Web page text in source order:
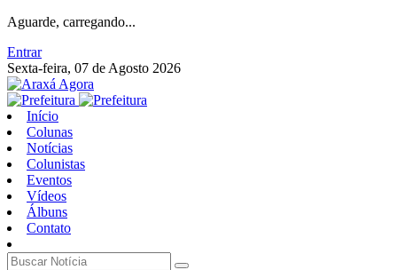
Aguarde, carregando...
Entrar
Sexta-feira, 07 de Agosto 2026
Início
Colunas
Notícias
Colunistas
Eventos
Vídeos
Álbuns
Contato